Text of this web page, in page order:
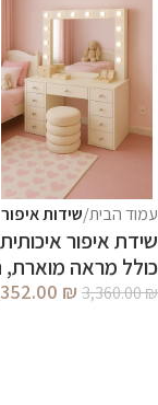
עמוד הבית שידות איפור
שידת איפור
כולל מראה מוארת,
3,360.00₪
₪